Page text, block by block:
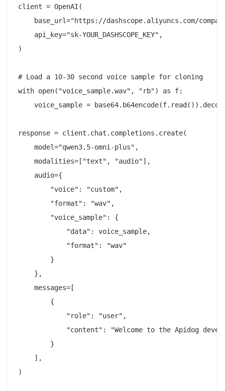
client = OpenAI(
base_url="https://dashscope.aliyuncs.com/
    api_key="sk-YOUR_DASHSCOPE_KEY",
)
# Load a 10-30 second voice sample for cloning
with open("voice_sample.wav", "rb") as f:
voice_sample =
response = client.chat.completions.create(
    model="qwen3.5-omni-plus",
    modalities=["text", "audio"],
    audio={
        "voice": "custom",
        "format": "wav",
        "voice_sample": {
            "data": voice_sample,
            "format": "wav"
        }
    },
    messages=[
        {
            "role": "user",
"content": "Welcome to the Apidog
        }
    ],
)